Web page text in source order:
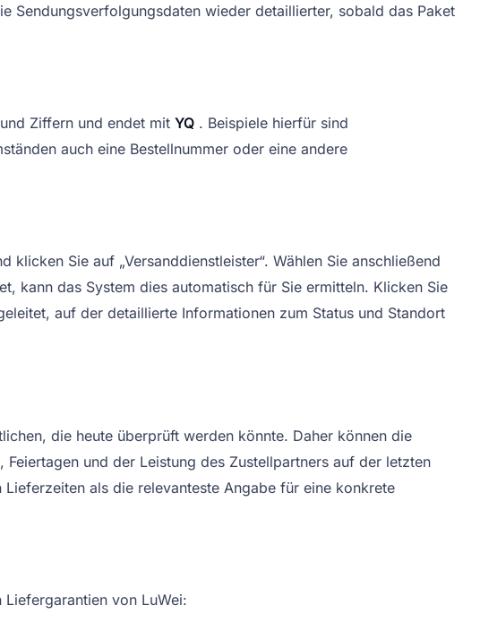
Sendungsverfolgungsdaten wieder detaillierter, sobald das Paket
Ziffern und endet mit YQ . Beispiele hierfür sind
auch eine Bestellnummer oder eine andere
Sie auf „Versanddienstleister“. Wählen Sie anschließend
kann das System dies automatisch für Sie ermitteln. Klicken Sie
auf der detaillierte Informationen zum Status und Standort
die heute überprüft werden könnte. Daher können die
und der Leistung des Zustellpartners auf der letzten
als die relevanteste Angabe für eine konkrete
von LuWei: